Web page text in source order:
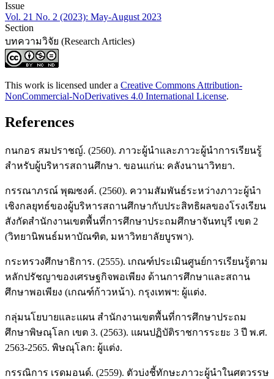
Issue
Vol. 21 No. 2 (2023): May-August 2023
Section
บทความวิจัย (Research Articles)
This work is licensed under a Creative Commons Attribution-
NonCommercial-NoDerivatives 4.0 International License.
References
กนกอร สมปราชญ์. (2560). ภาวะผู้นำและภาวะผู้นำการเรียนรู้
สำหรับผู้บริหารสถานศึกษา. ขอนแก่น: คลังนานาวิทยา.
กรรณาภรณ์ พุฒชงค์. (2560). ความสัมพันธ์ระหว่างภาวะผู้นำ
เชิงกลยุทธ์ของผู้บริหารสถานศึกษากับประสิทธิผลของโรงเรียน
สังกัดสำนักงานเขตพื้นที่การศึกษาประถมศึกษาจันทบุรี เขต 2
(วิทยานิพนธ์มหาบัณฑิต, มหาวิทยาลัยบูรพา).
กระทรวงศึกษาธิการ. (2555). เกณฑ์ประเมินศูนย์การเรียนรู้ตาม
หลักปรัชญาของเศรษฐกิจพอเพียง ด้านการศึกษาและสถาน
ศึกษาพอเพียง (เกณฑ์ก้าวหน้า). กรุงเทพฯ: ผู้แต่ง.
กลุ่มนโยบายและแผน สำนักงานเขตพื้นที่การศึกษาประถม
ศึกษาพิษณุโลก เขต 3. (2563). แผนปฏิบัติราชการระยะ 3 ปี พ.ศ.
2563-2565. พิษณุโลก: ผู้แต่ง.
กรรณิการ เรดมอนด์. (2559). ตัวบ่งชี้ทักษะภาวะผู้นำในศตวรรษ